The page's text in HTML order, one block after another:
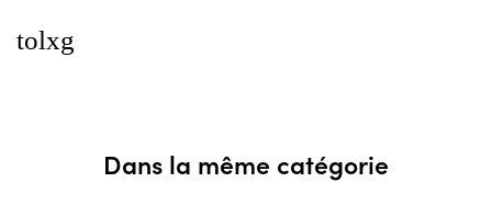
tolxg
Dans la même catégorie